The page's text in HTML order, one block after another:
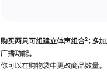
购买两只可组建立体声组合脚
²；多
广播功能。
你可以在购物袋中更改商品数量。